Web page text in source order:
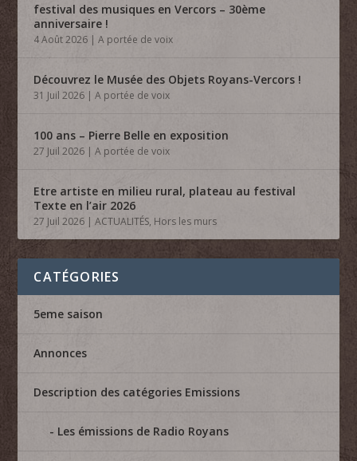
festival des musiques en Vercors – 30ème
anniversaire !
4 Août 2026 |A portée de voix
Découvrez le Musée des Objets Royans-Vercors !
31 Juil 2026 |A portée de voix
100 ans – Pierre Belle en exposition
27 Juil 2026 |A portée de voix
Etre artiste en milieu rural, plateau au festival
Texte en l’air 2026
27 Juil 2026 |ACTUALITÉS, Hors les murs
CATÉGORIES
5eme saison
Annonces
Description des catégories Emissions
Les émissions de Radio Royans